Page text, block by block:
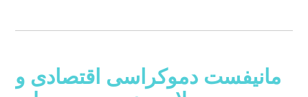
مانیفست دموکراسی اقتصادی و